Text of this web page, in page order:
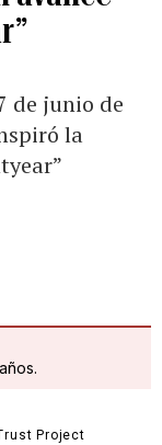
de junio de
la